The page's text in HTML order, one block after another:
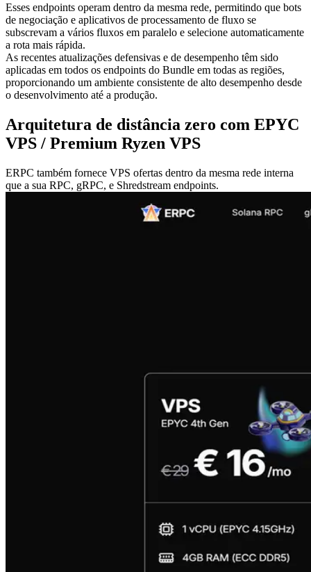
Esses endpoints operam dentro da mesma rede, permitindo que bots
de negociação e aplicativos de processamento de fluxo se
subscrevam a vários fluxos em paralelo e selecione automaticamente
a rota mais rápida.
As recentes atualizações defensivas e de desempenho têm sido
aplicadas em todos os endpoints do Bundle em todas as regiões,
proporcionando um ambiente consistente de alto desempenho desde
o desenvolvimento até a produção.
Arquitetura de distância zero com EPYC
VPS / Premium Ryzen VPS
ERPC também fornece VPS ofertas dentro da mesma rede interna
que a sua RPC, gRPC, e Shredstream endpoints.